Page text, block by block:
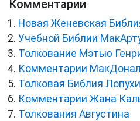
Комментарии
Новая Женевская
Учебной Библии
Толкование Мэтью
Комментарии
Толковая Библия
Комментарии Жана
Толкования Августина